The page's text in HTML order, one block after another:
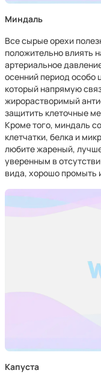
Миндаль
Все сырые орехи
положительно влиять
артериальное
осенний период особо
который напрямую
жирорастворимый
защитить клеточные
Кроме того, миндаль
клетчатки, белка и
любите жареный,
уверенным в
вида, хорошо промыть
Капуста